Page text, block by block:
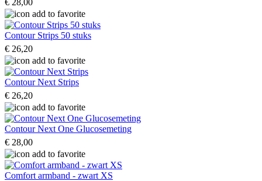
Contour Strips 50 stuks
€ 26,20
Contour Next Strips
€ 26,20
Contour Next One Glucosemeting
€ 28,00
Comfort armband - zwart XS